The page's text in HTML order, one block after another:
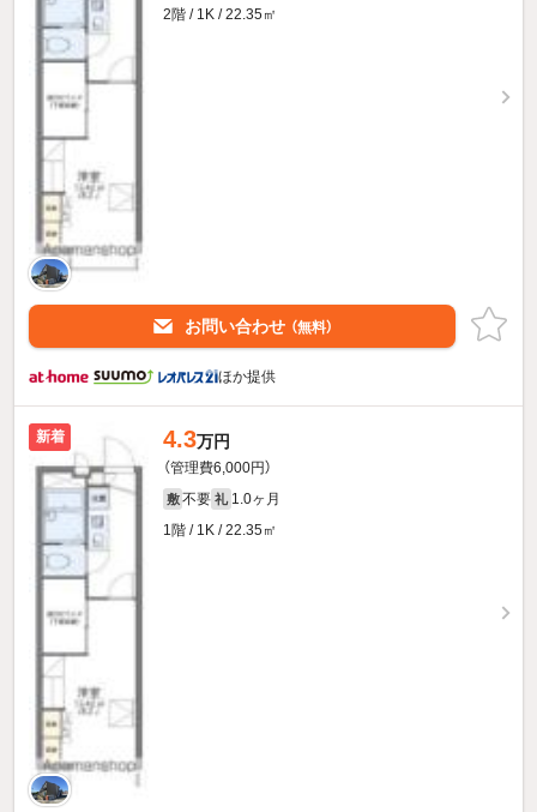
2階 / 1K / 22.35㎡
お問い合わせ （無料）
ほか提供
新着 4.3万円
（管理費6,000円）
敷 不要 礼 1.0ヶ月
1階 / 1K / 22.35㎡